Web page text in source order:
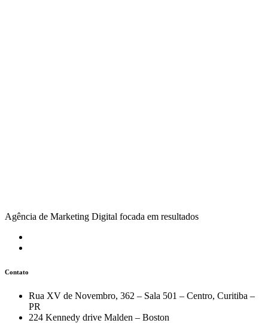
Agência de Marketing Digital focada em resultados
Contato
Rua XV de Novembro, 362 – Sala 501 – Centro, Curitiba –
PR
224 Kennedy drive Malden – Boston